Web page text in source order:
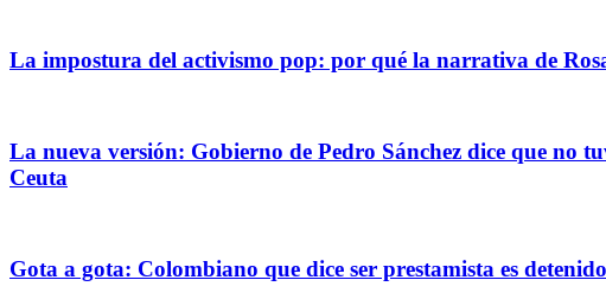
La impostura del activismo pop: por qué la narrativa de
La nueva versión: Gobierno de Pedro Sánchez dice que no
Ceuta
Gota a gota: Colombiano que dice ser prestamista es